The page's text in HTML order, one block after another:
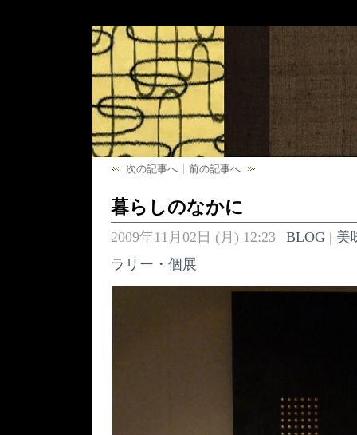
次の記事へ 前の記事へ
暮らしのなかに
2009年11月02日 (月) 12:23 BLOG| 美
ラリー・個展